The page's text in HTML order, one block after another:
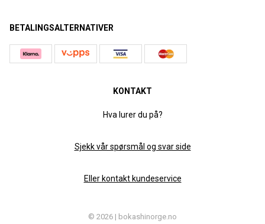
BETALINGSALTERNATIVER
KONTAKT
Hva lurer du på?
Sjekk vår spørsmål og svar side
Eller kontakt kundeservice
© 2026 | bokashinorge.no